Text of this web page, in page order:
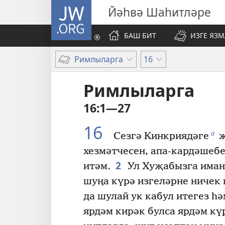
JW.ORG Йәһвә Шаһитләре
БАШ БИТ
ИЗГЕ
Римлыларга 16
Римлыларга
16:1—27
16 Сезгә Кинкриядәге а
хезмәтчесен, апа-
итәм. 2 Ул Хуҗабызга
шуңа күрә изгеләрне ничек
да шулай ук кабул итегез
ярдәм кирәк булса ярдәм